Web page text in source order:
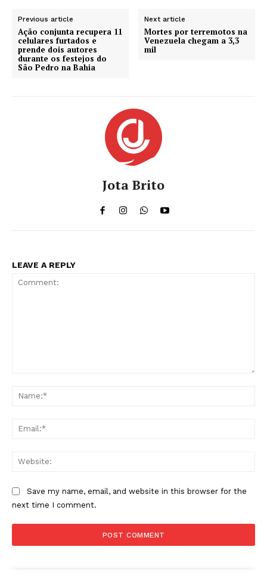
Previous article
Ação conjunta recupera 11
celulares furtados e
prende dois autores
durante os festejos do
São Pedro na Bahia
Next article
Mortes por terremotos na
Venezuela chegam a 3,3
mil
Jota Brito
LEAVE A REPLY
Save my name, email, and website in this browser for the
next time I comment.